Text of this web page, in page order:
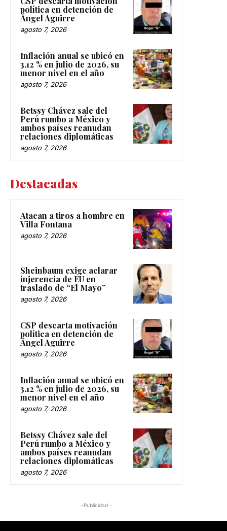
política en detención de
Ángel Aguirre
agosto 7, 2026
Inflación anual se ubicó en
3.12 % en julio de 2026, su
menor nivel en el año
agosto 7, 2026
Betssy Chávez sale del
Perú rumbo a México y
ambos países reanudan
relaciones diplomáticas
agosto 7, 2026
Destacadas
Atacan a tiros a hombre en
Villa Fontana
agosto 7, 2026
Sheinbaum exige aclarar
injerencia de EU en
traslado de “El Mayo”
agosto 7, 2026
CSP descarta motivación
política en detención de
Ángel Aguirre
agosto 7, 2026
Inflación anual se ubicó en
3.12 % en julio de 2026, su
menor nivel en el año
agosto 7, 2026
Betssy Chávez sale del
Perú rumbo a México y
ambos países reanudan
relaciones diplomáticas
agosto 7, 2026
-Publicidad -